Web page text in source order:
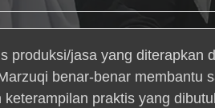
produksi/jasa yang diterapkan
benar-benar membantu
keterampilan praktis yang